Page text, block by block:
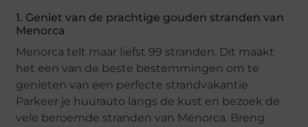
1. Geniet van de prachtige gouden stranden van
Menorca
Menorca telt maar liefst 99 stranden. Dit maakt
het een van de beste bestemmingen om te
genieten van een perfecte strandvakantie.
Parkeer je huurauto langs de kust en bezoek de
vele beroemde stranden van Menorca. Breng